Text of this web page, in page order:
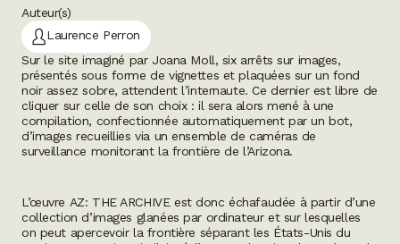
Auteur(s)
Laurence Perron
Sur le site imaginé par Joana Moll, six arrêts sur images,
présentés sous forme de vignettes et plaquées sur un fond
noir assez sobre, attendent l’internaute. Ce dernier est libre de
cliquer sur celle de son choix : il sera alors mené à une
compilation, confectionnée automatiquement par un bot,
d’images recueillies via un ensemble de caméras de
surveillance monitorant la frontière de l’Arizona.
L’œuvre AZ: THE ARCHIVEest donc échafaudée à partir d’une
collection d’images glanées par ordinateur et sur lesquelles
on peut apercevoir la frontière séparant les États-Unis du